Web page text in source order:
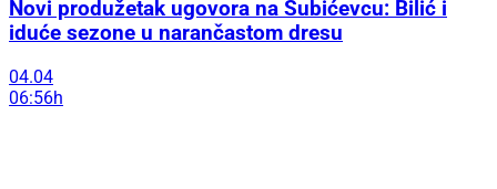
Novi produžetak ugovora na Šubićevcu: Bilić i
iduće sezone u narančastom dresu
04.04
06:56h